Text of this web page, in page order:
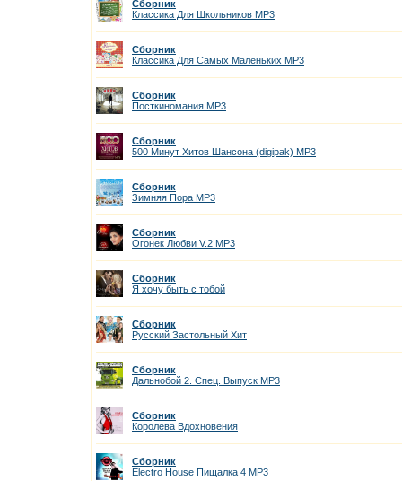
Сборник
Классика Для Школьников MP3
Сборник
Классика Для Самых Маленьких MP3
Сборник
Посткиномания MP3
Сборник
500 Минут Хитов Шансона (digipak) MP3
Сборник
Зимняя Пора MP3
Сборник
Огонек Любви V.2 MP3
Сборник
Я хочу быть с тобой
Сборник
Русский Застольный Хит
Сборник
Дальнобой 2. Спец. Выпуск MP3
Сборник
Королева Вдохновения
Сборник
Electro House Пищалка 4 MP3